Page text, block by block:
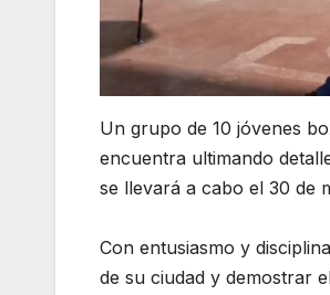
Un grupo de 10 jóvenes
encuentra ultimando
se llevará a cabo el 30 de
Con entusiasmo y
de su ciudad y demostrar